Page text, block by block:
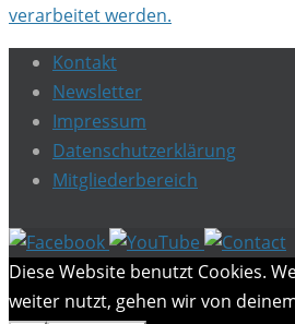
verarbeitet werden.
Kontakt
Newsletter
Impressum
Datenschutzerklärung
Mitgliederbereich
Diese Website benutzt Cookies.
weiter nutzt, gehen wir von